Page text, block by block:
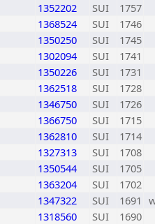
1352202 SUI
1757
1368524 SUI
1746
1350250 SUI
1745
1302094 SUI
1741
1350226 SUI
1731
1362518 SUI
1728
1346750 SUI
1726
1366750 SUI
1715
1362810 SUI
1714
1327313 SUI
1708
1350544 SUI
1705
1363204 SUI
1702
1347322 SUI 1691
1318560 SUI
1690